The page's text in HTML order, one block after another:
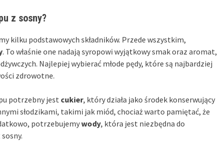
z sosny?
kilku podstawowych składników. Przede wszystkim,
. To właśnie one nadają syropowi wyjątkowy smak oraz aromat,
Najlepiej wybierać młode pędy, które są najbardziej
zdrowotne.
potrzebny jest cukier, który działa jako środek konserwujący
słodzikami, takimi jak miód, chociaż warto pamiętać, że
potrzebujemywody, która jest niezbędna do